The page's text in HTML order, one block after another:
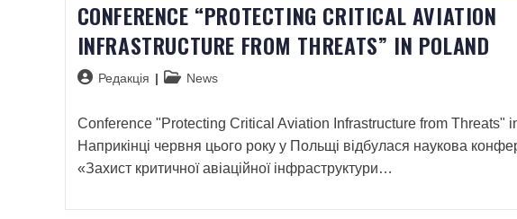
CONFERENCE “PROTECTING CRITICAL AVIATION
INFRASTRUCTURE FROM THREATS” IN POLAND
Редакція News
Conference "Protecting Critical Aviation Infrastructure from Threats"
Наприкінці червня цього року у Польщі відбулася наукова
«Захист критичної авіаційної інфраструктури…